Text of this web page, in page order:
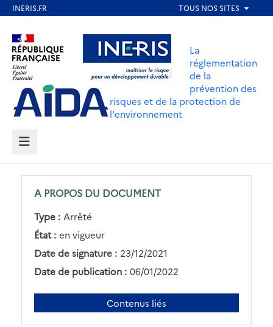
contenu
principal
Aller au contenu Aller au menu
Aller au pied de page
La
réglementation
de la
prévention des
risques et de la protection de
l'environnement
MENU
A PROPOS DU DOCUMENT
Type : Arrêté
État : en vigueur
Date de signature : 23/12/2021
Date de publication : 06/01/2022
Contenus liés